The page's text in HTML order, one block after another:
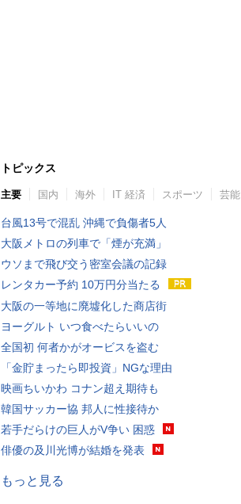
トピックス
主要 国内 海外 IT 経済 スポーツ 芸能
台風13号で混乱 沖縄で負傷者5人
大阪メトロの列車で「煙が充満」
ウソまで飛び交う密室会議の記録
レンタカー予約 10万円分当たる
大阪の一等地に廃墟化した商店街
ヨーグルト いつ食べたらいいの
全国初 何者かがオービスを盗む
「金貯まったら即投資」NGな理由
映画ちいかわ コナン超え期待も
韓国サッカー協 邦人に性接待か
若手だらけの巨人がV争い 困惑
俳優の及川光博が結婚を発表
もっと見る